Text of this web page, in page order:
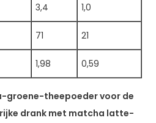
3,4 1,0
71 21
1,98 0,59
groene-theepoeder voor de
drank met matcha latte-